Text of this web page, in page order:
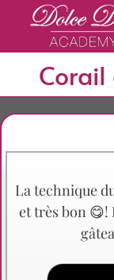
Passer
Corail
La technique
et très bon